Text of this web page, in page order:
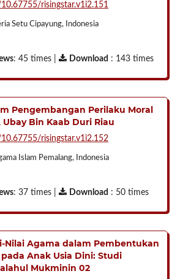
risingstar.v1i2.151
Setu Cipayung, Indonesia
: 45 times | Download : 143 times
Pengembangan Perilaku Moral
Ubay Bin Kaab Duri Riau
risingstar.v1i2.152
Islam Pemalang, Indonesia
: 37 times | Download : 50 times
Nilai Agama dalam Pembentukan
Anak Usia Dini: Studi
Mukminin 02